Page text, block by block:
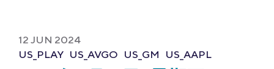
12 JUN 2024
US_PLAY US_AVGO US_GM US_AAPL